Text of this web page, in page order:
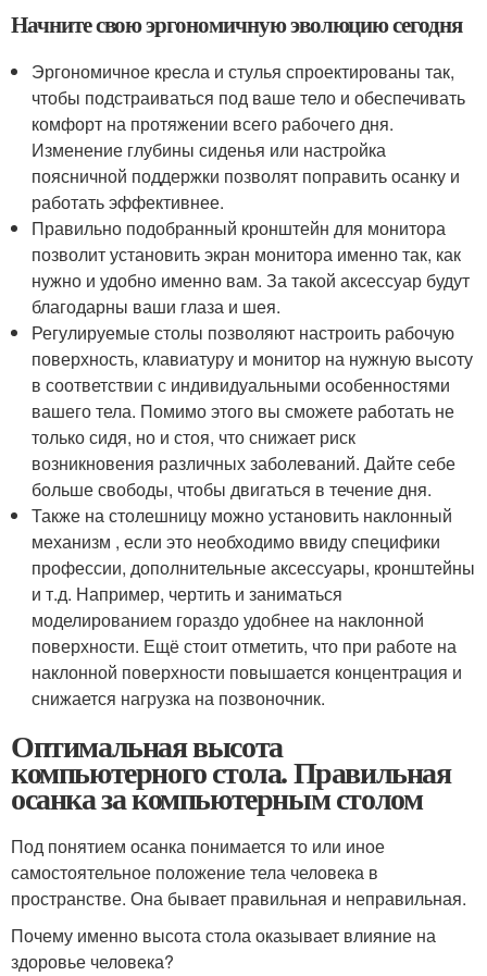
Начните свою эргономичную эволюцию сегодня
Эргономичное кресла и стулья спроектированы так,
чтобы подстраиваться под ваше тело и обеспечивать
комфорт на протяжении всего рабочего дня.
Изменение глубины сиденья или настройка
поясничной поддержки позволят поправить осанку и
работать эффективнее.
Правильно подобранный кронштейн для монитора
позволит установить экран монитора именно так, как
нужно и удобно именно вам. За такой аксессуар будут
благодарны ваши глаза и шея.
Регулируемые столы позволяют настроить рабочую
поверхность, клавиатуру и монитор на нужную высоту
в соответствии с индивидуальными особенностями
вашего тела. Помимо этого вы сможете работать не
только сидя, но и стоя, что снижает риск
возникновения различных заболеваний. Дайте себе
больше свободы, чтобы двигаться в течение дня.
Также на столешницу можно установить наклонный
механизм , если это необходимо ввиду специфики
профессии, дополнительные аксессуары, кронштейны
и т.д. Например, чертить и заниматься
моделированием гораздо удобнее на наклонной
поверхности. Ещё стоит отметить, что при работе на
наклонной поверхности повышается концентрация и
снижается нагрузка на позвоночник.
Оптимальная высота
компьютерного стола. Правильная
осанка за компьютерным столом
Под понятием осанка понимается то или иное
самостоятельное положение тела человека в
пространстве. Она бывает правильная и неправильная.
Почему именно высота стола оказывает влияние на
здоровье человека?